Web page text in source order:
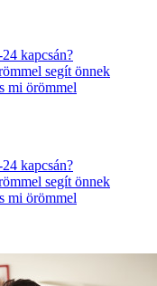
kapcsán?
segít önnek
mi örömmel
kapcsán?
segít önnek
mi örömmel